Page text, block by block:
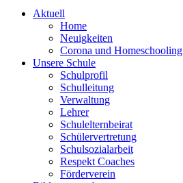
Aktuell
Home
Neuigkeiten
Corona und Homeschooling
Unsere Schule
Schulprofil
Schulleitung
Verwaltung
Lehrer
Schulelternbeirat
Schülervertretung
Schulsozialarbeit
Respekt Coaches
Förderverein